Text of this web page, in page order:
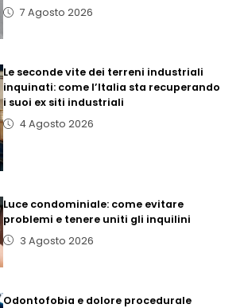
7 Agosto 2026
Le seconde vite dei terreni industriali
inquinati: come l’Italia sta recuperando
i suoi ex siti industriali
4 Agosto 2026
Luce condominiale: come evitare
problemi e tenere uniti gli inquilini
3 Agosto 2026
Odontofobia e dolore procedurale